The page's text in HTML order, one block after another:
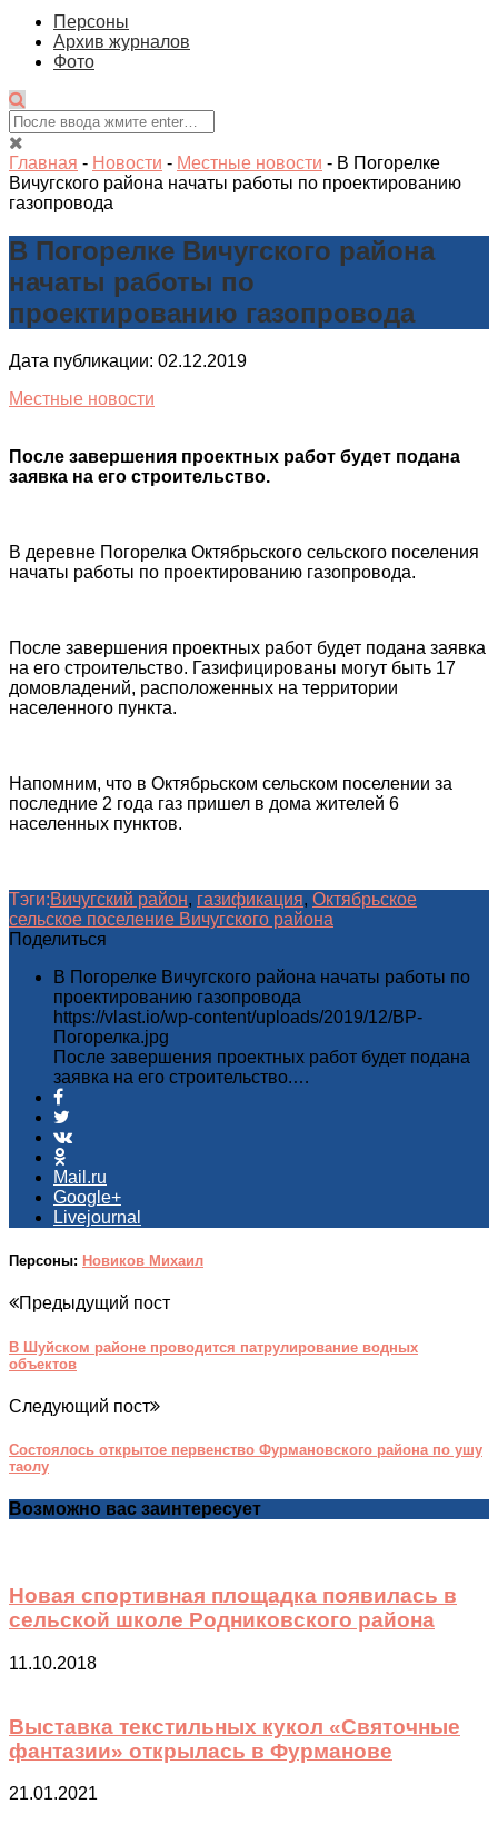
Персоны
Архив журналов
Фото
Главная - Новости - Местные новости - В Погорелке
Вичугского района начаты работы по проектированию
газопровода
В Погорелке Вичугского района
начаты работы по
проектированию газопровода
Дата публикации: 02.12.2019
Местные новости
После завершения проектных работ будет подана
заявка на его строительство.
В деревне Погорелка Октябрьского сельского поселения
начаты работы по проектированию газопровода.
После завершения проектных работ будет подана заявка
на его строительство. Газифицированы могут быть 17
домовладений, расположенных на территории
населенного пункта.
Напомним, что в Октябрьском сельском поселении за
последние 2 года газ пришел в дома жителей 6
населенных пунктов.
Тэги:Вичугский район, газификация, Октябрьское
сельское поселение Вичугского района
Поделиться
В Погорелке Вичугского района начаты работы по
проектированию газопровода
https://vlast.io/wp-content/uploads/2019/12/ВР-
Погорелка.jpg
После завершения проектных работ будет подана
заявка на его строительство.…
Mail.ru
Google+
Livejournal
Персоны: Новиков Михаил
Предыдущий пост
В Шуйском районе проводится патрулирование водных
объектов
Следующий пост
Состоялось открытое первенство Фурмановского района по ушу
таолу
Возможно вас заинтересует
Новая спортивная площадка появилась в
сельской школе Родниковского района
11.10.2018
Выставка текстильных кукол «Святочные
фантазии» открылась в Фурманове
21.01.2021